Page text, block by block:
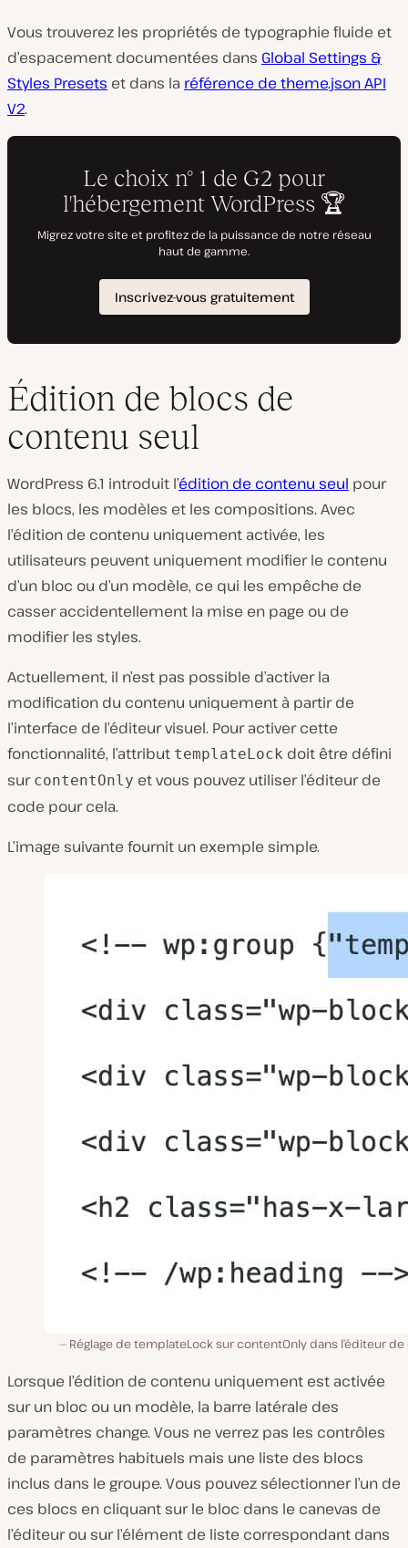
Vous trouverez les propriétés de typographie fluide et
d’espacement documentées dans Global Settings &
Styles Presets et dans la référence de theme.json API
V2.
Édition de blocs de
contenu seul
WordPress 6.1 introduit l’édition de contenu seul pour
les blocs, les modèles et les compositions. Avec
l’édition de contenu uniquement activée, les
utilisateurs peuvent uniquement modifier le contenu
d’un bloc ou d’un modèle, ce qui les empêche de
casser accidentellement la mise en page ou de
modifier les styles.
Actuellement, il n’est pas possible d’activer la
modification du contenu uniquement à partir de
l’interface de l’éditeur visuel. Pour activer cette
fonctionnalité, l’attribut templateLock doit être défini
sur contentOnly et vous pouvez utiliser l’éditeur de
code pour cela.
L’image suivante fournit un exemple simple.
Réglage de templateLock sur contentOnly dans l’éditeur
Lorsque l’édition de contenu uniquement est activée
sur un bloc ou un modèle, la barre latérale des
paramètres change. Vous ne verrez pas les contrôles
de paramètres habituels mais une liste des blocs
inclus dans le groupe. Vous pouvez sélectionner l’un de
ces blocs en cliquant sur le bloc dans le canevas de
l’éditeur ou sur l’élément de liste correspondant dans